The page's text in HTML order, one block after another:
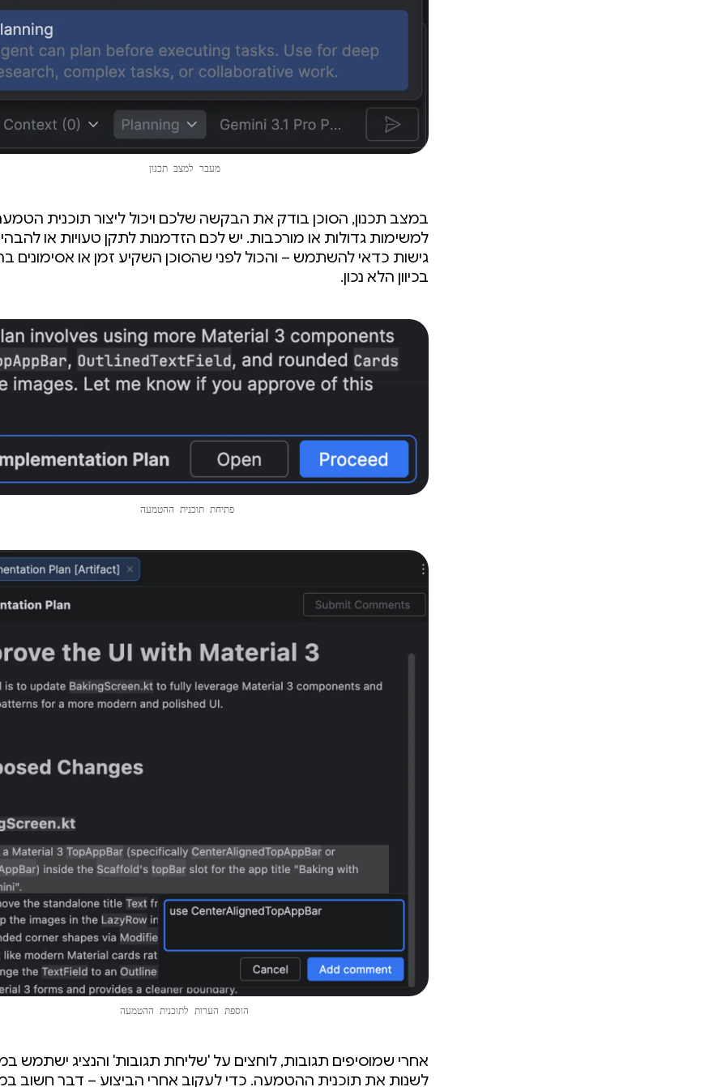
מעבר למצב תכנון
במצב תכנון, הסוכן בודק את הבקשה שלכם ויכול ליצור תוכנית
למשימות גדולות או מורכבות. יש לכם הזדמנות לתקן טעויות או
גישות כדאי להשתמש – והכול לפני שהסוכן השקיע זמן או אסימונים
בכיוון הלא נכון.
פתיחת תוכנית ההטמעה
הוספת הערות לתוכנית ההטמעה
אחרי שמוסיפים תגובות, לוחצים על 'שליחת תגובות' והנציג ישתמש
לשנות את תוכנית ההטמעה. כדי לעקוב אחרי הביצוע – דבר חשוב